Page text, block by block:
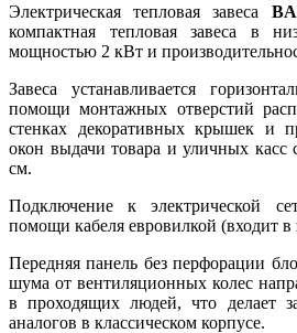
Электрическая тепловая завеса
компактная тепловая завеса в
мощностью 2 кВт и
Завеса устанавливается
помощи монтажных отверстий
стенках декоративных крышек и
окон выдачи товара и уличных
см.
Подключение к электрической
помощи кабеля евровилкой (входит в
Передняя панель без перфорации
шума от вентиляционных колес
в проходящих людей, что делает
аналогов в классическом корпусе.